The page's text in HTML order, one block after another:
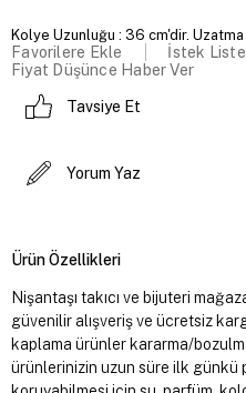
Kolye Uzunluğu : 36 cm'dir.
Favorilere Ekle
İstek
Fiyat Düşünce Haber Ver
Tavsiye Et
Yorum Yaz
Ürün Özellikleri
Nişantaşı takıcı ve bijuteri
güvenilir alışveriş ve ücretsiz
kaplama ürünler kararma/
ürünlerinizin uzun süre ilk günkü